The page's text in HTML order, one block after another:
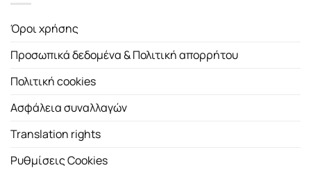
Όροι χρήσης
Προσωπικά δεδομένα & Πολιτική απορρήτου
Πολιτική cookies
Ασφάλεια συναλλαγών
Translation rights
Ρυθμίσεις Cookies